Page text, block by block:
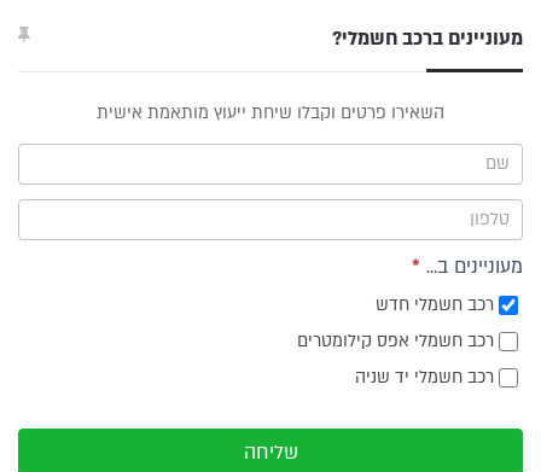
מעוניינים ברכב חשמלי?
תפריט
צד
השאירו פרטים וקבלו שיחת ייעוץ מותאמת אישית
מעוניינים ב... *
רכב חשמלי חדש
רכב חשמלי אפס קילומטרים
רכב חשמלי יד שניה
שליחה